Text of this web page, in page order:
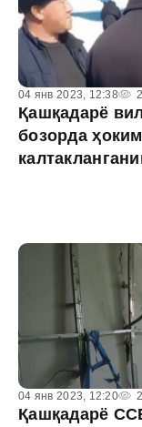
04 янв 2023, 12:38
Қашқадарё
бозорда
04 янв 2023, 12:20
Қашқадарё